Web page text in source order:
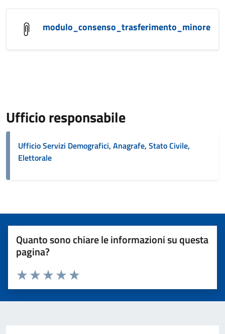
modulo_consenso_trasferimento_minore
Ufficio responsabile
Ufficio Servizi Demografici, Anagrafe, Stato Civile,
Elettorale
Quanto sono chiare le informazioni su questa
pagina?
Valuta 5 stelle su 5
Valuta 4 stelle su 5
Valuta 3 stelle su 5
Valuta 2 stelle su 5
Valuta 1 stelle su 5